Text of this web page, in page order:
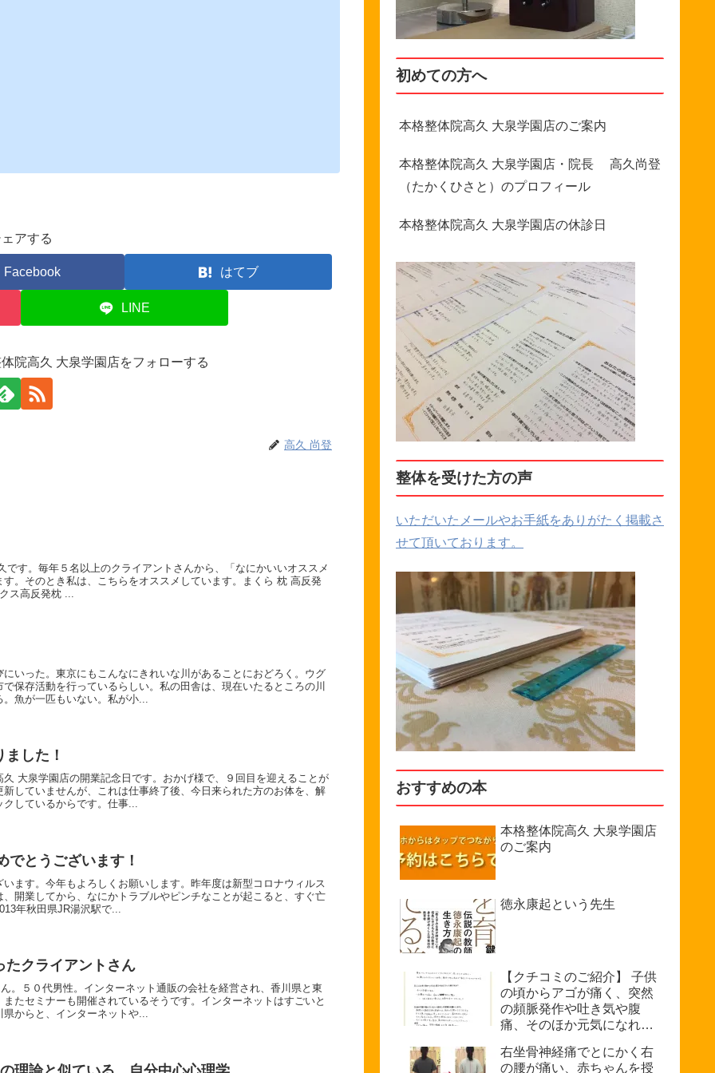
アする
Facebook はてブ
LINE
院高久 大泉学園店をフォローする
高久 尚登
です。毎年５名以上のクライアントさんから、「なにかいいオススメ
。そのとき私は、こちらをオススメしています。まくら 枕 高反発
ス高反発枕 ...
いった。東京にもこんなにきれいな川があることにおどろく。ウグ
保存活動を行っているらしい。私の田舎は、現在いたるところの川
魚が一匹もいない。私が小...
した！
大泉学園店の開業記念日です。おかげ様で、９回目を迎えることが
していませんが、これは仕事終了後、今日来られた方のお体を、解
しているからです。仕事...
でとうございます！
ます。今年もよろしくお願いします。昨年度は新型コロナウィルス
開業してから、なにかトラブルやピンチなことが起こると、すぐ亡
年秋田県JR湯沢駅で...
たクライアントさん
。５０代男性。インターネット通販の会社を経営され、香川県と東
たセミナーも開催されているそうです。インターネットはすごいと
からと、インターネットや...
初めての方へ
本格整体院高久 大泉学園店のご案内
本格整体院高久 大泉学園店・院長 高久尚登
（たかくひさと）のプロフィール
本格整体院高久 大泉学園店の休診日
整体を受けた方の声
いただいたメールやお手紙をありがたく掲載さ
せて頂いております。
おすすめの本
本格整体院高久 大泉学園店
のご案内
徳永康起という先生
【クチコミのご紹介】 子供
の頃からアゴが痛く、突然
の頻脈発作や吐き気や腹
痛、そのほか元気になれな
院では原因不明を診断され
右坐骨神経痛でとにかく右
の腰が痛い、赤ちゃんを授